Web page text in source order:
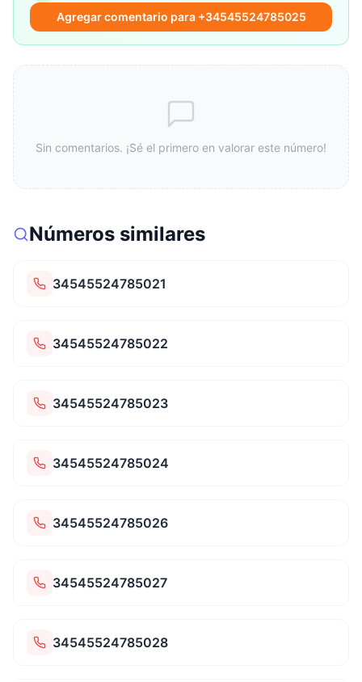
Agregar comentario para +34545524785025
Sin comentarios. ¡Sé el primero en valorar este número!
Números similares
34545524785021
34545524785022
34545524785023
34545524785024
34545524785026
34545524785027
34545524785028